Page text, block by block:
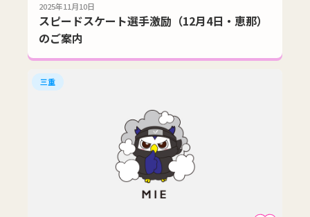
2025年11月10日
スピードスケート選手激励（12月4日・恵那）
のご案内
三重